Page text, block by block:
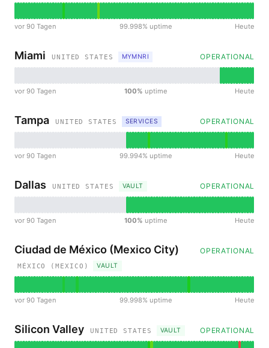
vor 90 Tagen 99.998% uptime Heute
Miami UNITED STATES MYMNRI OPERATIONAL
vor 90 Tagen 100% uptime Heute
Tampa UNITED STATES SERVICES OPERATIONAL
vor 90 Tagen 99.994% uptime Heute
Dallas UNITED STATES VAULT OPERATIONAL
vor 90 Tagen 100% uptime Heute
Ciudad de México (Mexico City)
MÉXICO (MEXICO) VAULT
OPERATIONAL
vor 90 Tagen 99.998% uptime Heute
Silicon Valley UNITED STATES VAULT OPERATIONAL